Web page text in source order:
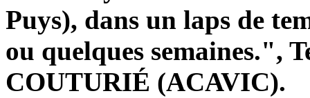
Puys), dans un laps de
ou quelques semaines.",
COUTURIÉ (ACAVIC).